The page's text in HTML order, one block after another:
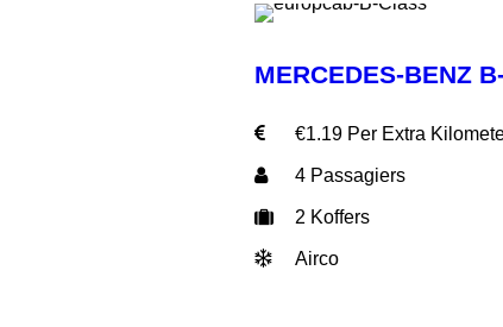
MERCEDES-BENZ
€1.19 Per Extra
4 Passagiers
2 Koffers
Airco